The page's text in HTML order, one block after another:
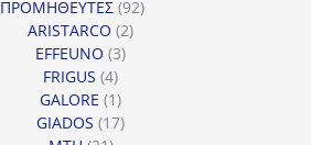
προϊόντα
ΠΡΟΜΗΘΕΥΤΕΣ 9292
ARISTARCO 22
EFFEUNO 33
FRIGUS 44
προϊόντα
GALORE 11
προϊόν
GIADOS 1717